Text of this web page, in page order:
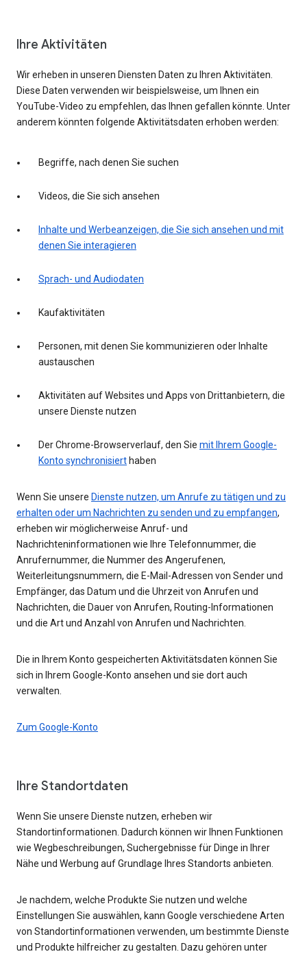
Ihre Aktivitäten
Wir erheben in unseren Diensten Daten zu Ihren Aktivitäten.
Diese Daten verwenden wir beispielsweise, um Ihnen ein
YouTube-Video zu empfehlen, das Ihnen gefallen könnte. Unter
anderem könnten folgende Aktivitätsdaten erhoben werden:
Begriffe, nach denen Sie suchen
Videos, die Sie sich ansehen
Inhalte und Werbeanzeigen, die Sie sich ansehen und mit
denen Sie interagieren
Sprach- und Audiodaten
Kaufaktivitäten
Personen, mit denen Sie kommunizieren oder Inhalte
austauschen
Aktivitäten auf Websites und Apps von Drittanbietern, die
unsere Dienste nutzen
Der Chrome-Browserverlauf, den Sie mit Ihrem Google-
Konto synchronisiert haben
Wenn Sie unsere Dienste nutzen, um Anrufe zu tätigen und zu
erhalten oder um Nachrichten zu senden und zu empfangen,
erheben wir möglicherweise Anruf- und
Nachrichteninformationen wie Ihre Telefonnummer, die
Anrufernummer, die Nummer des Angerufenen,
Weiterleitungsnummern, die E-Mail-Adressen von Sender und
Empfänger, das Datum und die Uhrzeit von Anrufen und
Nachrichten, die Dauer von Anrufen, Routing-Informationen
und die Art und Anzahl von Anrufen und Nachrichten.
Die in Ihrem Konto gespeicherten Aktivitätsdaten können Sie
sich in Ihrem Google-Konto ansehen und sie dort auch
verwalten.
Zum Google-Konto
Ihre Standortdaten
Wenn Sie unsere Dienste nutzen, erheben wir
Standortinformationen. Dadurch können wir Ihnen Funktionen
wie Wegbeschreibungen, Suchergebnisse für Dinge in Ihrer
Nähe und Werbung auf Grundlage Ihres Standorts anbieten.
Je nachdem, welche Produkte Sie nutzen und welche
Einstellungen Sie auswählen, kann Google verschiedene Arten
von Standortinformationen verwenden, um bestimmte Dienste
und Produkte hilfreicher zu gestalten. Dazu gehören unter